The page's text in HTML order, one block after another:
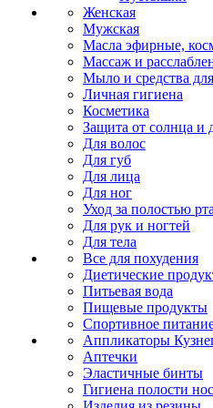
Женская
Мужская
Масла эфирные,
Массаж и
Мыло и средства
Личная гигиена
Косметика
Защита от солнца и
Для волос
Для губ
Для лица
Для ног
Уход за полостью рта
Для рук и ногтей
Для тела
Все для похудения
Диетические
Питьевая вода
Пищевые продукты
Спортивное
Аппликаторы
Аптечки
Эластичные бинты
Гигиена полости